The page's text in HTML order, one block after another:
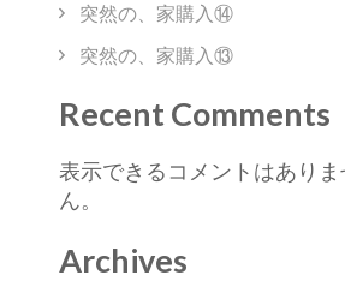
突然の、家購入⑭
突然の、家購入⑬
Recent Comments
表示できるコメントはありま
ん。
Archives